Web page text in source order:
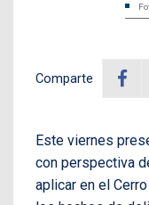
Comparte
Este viernes
con perspectiva
aplicar en el